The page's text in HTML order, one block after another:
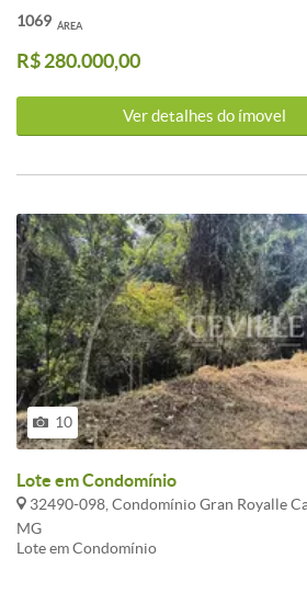
ÁREA
1069
R$ 280.000,00
Ver detalhes do ímovel
10
Lote em Condomínio
32490-098, Condomínio Gran Royalle
MG
Lote em Condomínio